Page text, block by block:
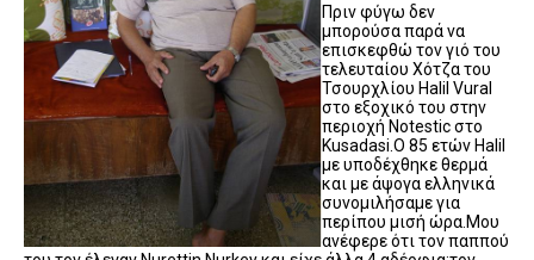
Πριν φύγω δεν
μπορούσα παρά να
επισκεφθώ τον γιό του
τελευταίου Χότζα του
Τσουρχλίου Halil Vural
στο εξοχικό του στην
περιοχή Notestic στο
Kusadasi.Ο 85 ετών Halil
με υποδέχθηκε θερμά
και με άψογα ελληνικά
συνομιλήσαμε για
περίπου μισή ώρα.Μου
ανέφερε ότι τον παππού